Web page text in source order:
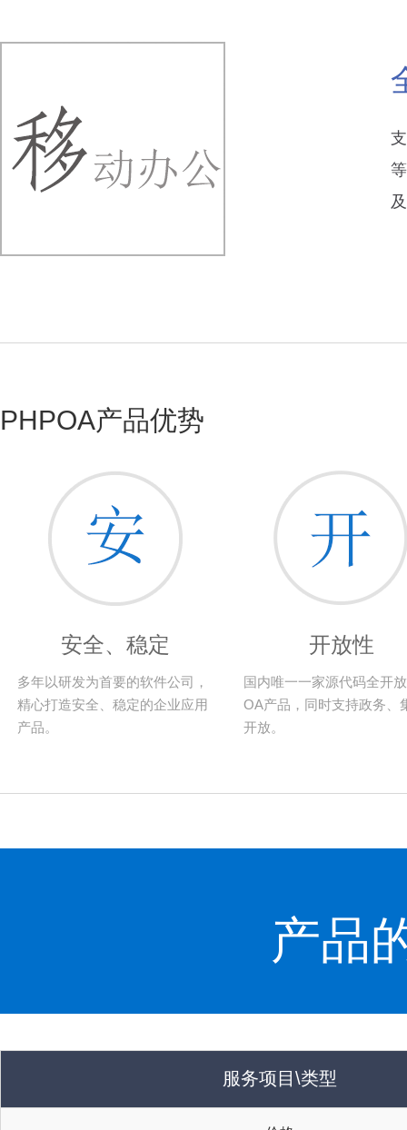
PHPOA产品优势
安全、稳定
多年以研发为首要的软件公司，
精心打造安全、稳定的企业应用
产品。
开放性
国内唯一一家源代码全开
OA产品，同时支持政务、
开放。
产品
服务项目\类型